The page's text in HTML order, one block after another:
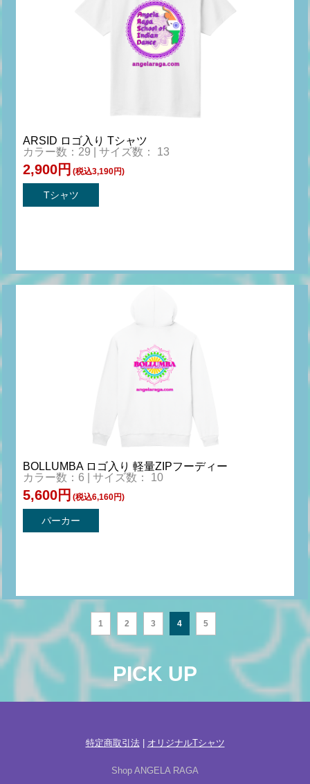
ARSID ロゴ入り Tシャツ
カラー数：29 | サイズ数： 13
2,900円 (税込3,190円)
Tシャツ
BOLLUMBA ロゴ入り 軽量ZIPフーディー
カラー数：6 | サイズ数： 10
5,600円 (税込6,160円)
パーカー
1 2 3 4 5
PICK UP
特定商取引法| オリジナルTシャツ
Shop ANGELA RAGA